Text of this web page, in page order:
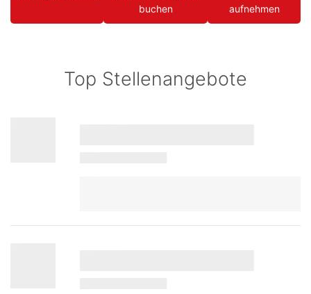
buchen
aufnehmen
Top Stellenangebote